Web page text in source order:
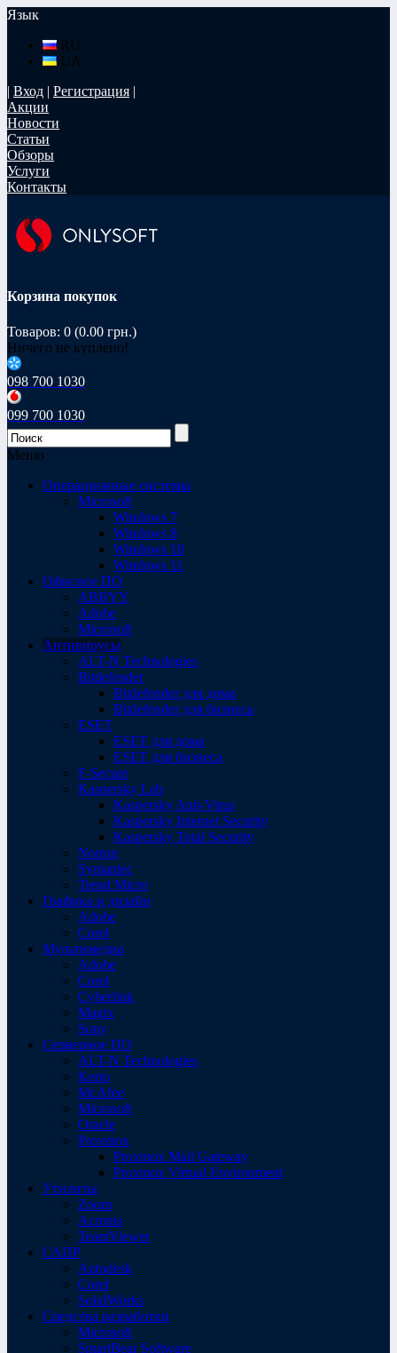
Язык
RU
UA
| Вход | Регистрация |
Акции
Новости
Статьи
Обзоры
Услуги
Контакты
Корзина покупок
Товаров: 0 (0.00 грн.)
Ничего не куплено!
098 700 1030
099 700 1030
Меню
Операционные системы
Microsoft
Windows 7
Windows 8
Windows 10
Windows 11
Офисное ПО
ABBYY
Adobe
Microsoft
Антивирусы
ALT-N Technologies
Bitdefender
Bitdefender для дома
Bitdefender для бизнеса
ESET
ESET для дома
ESET для бизнеса
F-Secure
Kaspersky Lab
Kaspersky Anti-Virus
Kaspersky Internet Security
Kaspersky Total Security
Norton
Symantec
Trend Micro
Графика и дизайн
Adobe
Corel
Мультимедиа
Adobe
Corel
Cyberlink
Magix
Sony
Серверное ПО
ALT-N Technologies
Kerio
McAfee
Microsoft
Oracle
Proxmox
Proxmox Mail Gateway
Proxmox Virtual Environment
Утилиты
Zoom
Acronis
TeamViewer
САПР
Autodesk
Corel
SolidWorks
Средства разработки
Microsoft
SmartBear Software